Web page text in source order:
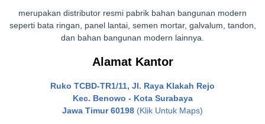
merupakan distributor resmi pabrik bahan bangunan modern
seperti bata ringan, panel lantai, semen mortar, galvalum, tandon,
dan bahan bangunan modern lainnya.
Alamat Kantor
Ruko TCBD-TR1/11, Jl. Raya Klakah Rejo
Kec. Benowo - Kota Surabaya
Jawa Timur 60198 (Klik Untuk Maps)